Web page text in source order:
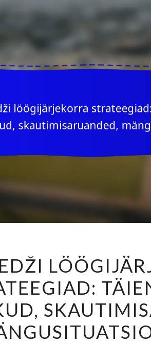
TÄIENDAVAD
MÕÕDIKUD,